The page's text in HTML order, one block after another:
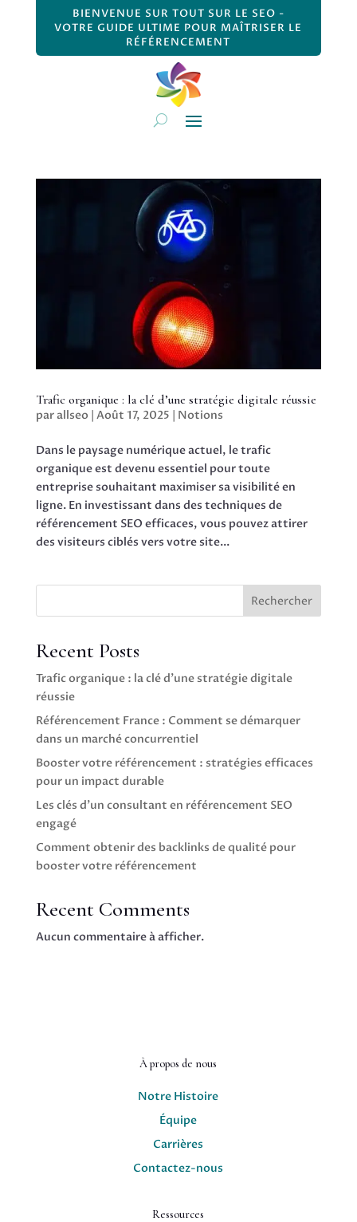
BIENVENUE SUR TOUT SUR LE SEO -
VOTRE GUIDE ULTIME POUR MAÎTRISER LE
RÉFÉRENCEMENT
Trafic organique : la clé d’une stratégie digitale réussie
parallseo| Août 17, 2025 | Notions
Dans le paysage numérique actuel, le trafic
organique est devenu essentiel pour toute
entreprise souhaitant maximiser sa visibilité en
ligne. En investissant dans des techniques de
référencement SEO efficaces, vous pouvez attirer
des visiteurs ciblés vers votre site...
Rechercher
Recent Posts
Trafic organique : la clé d’une stratégie digitale
réussie
Référencement France : Comment se démarquer
dans un marché concurrentiel
Booster votre référencement : stratégies efficaces
pour un impact durable
Les clés d’un consultant en référencement SEO
engagé
Comment obtenir des backlinks de qualité pour
booster votre référencement
Recent Comments
Aucun commentaire à afficher.
À propos de nous
Notre Histoire
Équipe
Carrières
Contactez-nous
Ressources